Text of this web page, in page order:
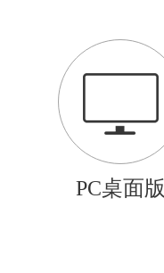
PC桌面版